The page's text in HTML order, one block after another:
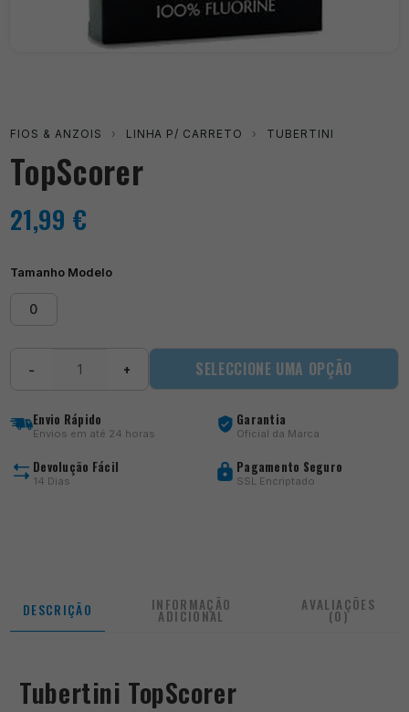
FIOS & ANZOIS › LINHA P/ CARRETO › TUBERTINI
TopScorer
21,99 €
Tamanho Modelo
0
− + SELECCIONE UMA OPÇÃO
Envio Rápido
Envios em até 24 horas
Garantia
Oficial da Marca
Devolução Fácil
14 Dias
Pagamento Seguro
SSL Encriptado
DESCRIÇÃO INFORMAÇÃO
ADICIONAL
AVALIAÇÕES
(0)
Tubertini TopScorer